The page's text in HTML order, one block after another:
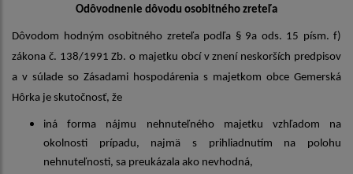
Odôvodnenie dôvodu osobitného zreteľa
Dôvodom hodným osobitného zreteľa podľa § 9a ods. 15 písm. f)
zákona č. 138/1991 Zb. o majetku obcí v znení neskorších predpisov
a v súlade so Zásadami hospodárenia s majetkom obce Gemerská
Hôrka je skutočnosť, že
iná forma nájmu nehnuteľného majetku vzhľadom na
okolnosti prípadu, najmä s prihliadnutím na polohu
nehnuteľnosti, sa preukázala ako nevhodná,